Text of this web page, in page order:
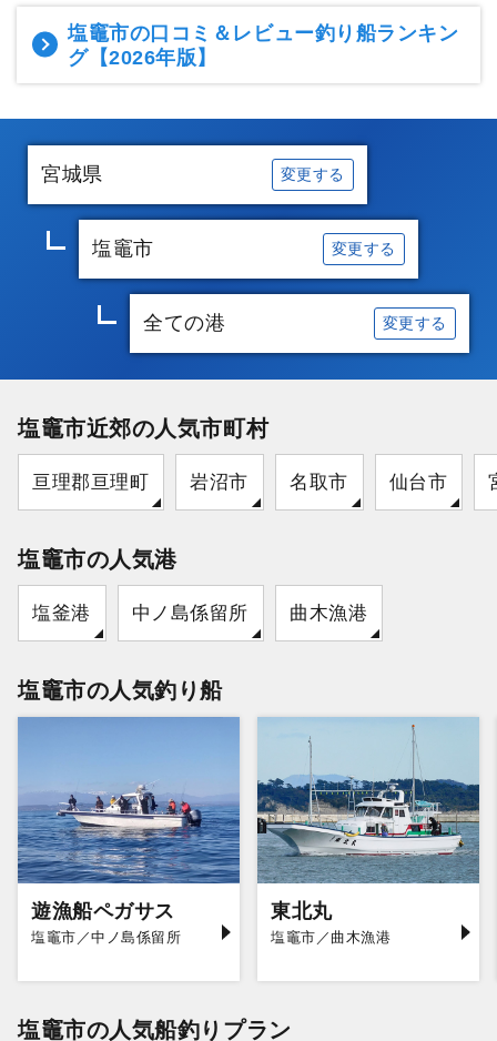
塩竈市の口コミ＆レビュー釣り船ランキン
グ【2026年版】
宮城県 変更する
塩竈市 変更する
全ての港 変更する
塩竈市近郊の人気市町村
亘理郡亘理町 岩沼市 名取市 仙台市
塩竈市の人気港
塩釜港 中ノ島係留所 曲木漁港
塩竈市の人気釣り船
遊漁船ペガサス
塩竈市／中ノ島係留所
東北丸
塩竈市／曲木漁港
塩竈市の人気船釣りプラン